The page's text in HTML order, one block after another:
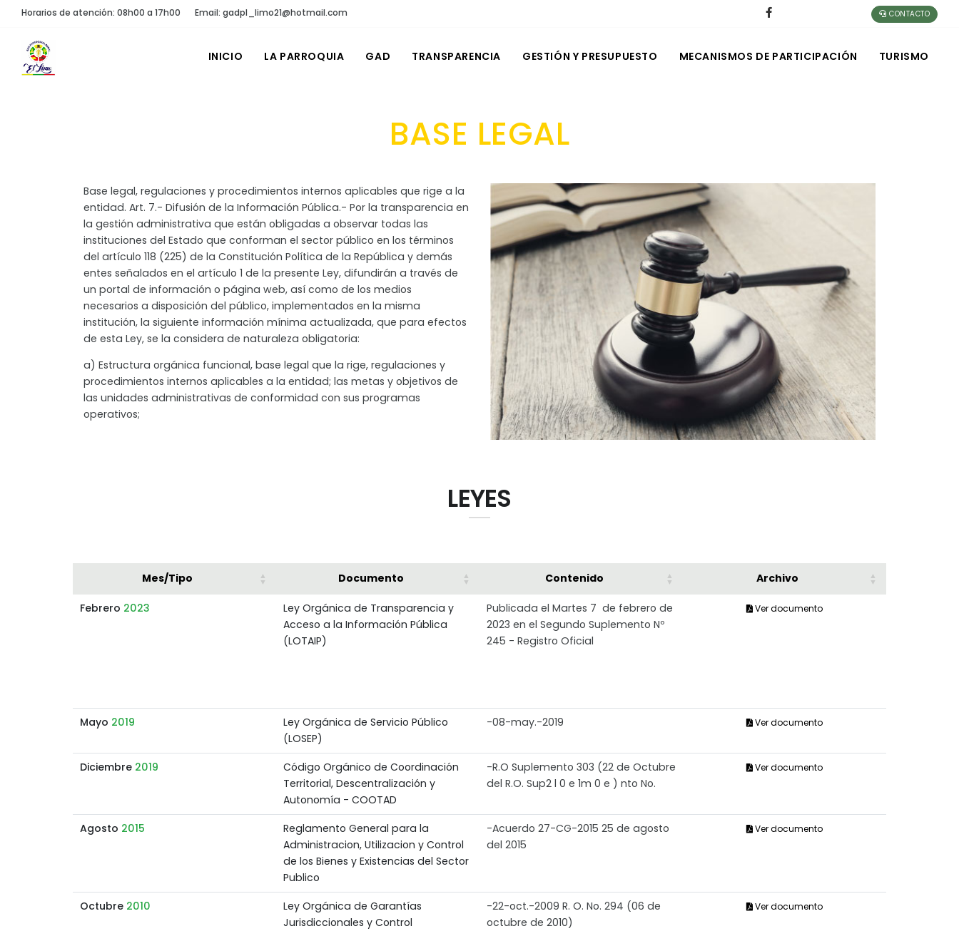
Horarios de atención: 08h00 a 17h00 Email: gadpl_limo21@hotmail.com CONTACTO
INICIO LA PARROQUIA GAD TRANSPARENCIA GESTIÓN Y PRESUPUESTO MECANISMOS DE PARTICIPACIÓN TURISMO
BASE LEGAL
Base legal, regulaciones y procedimientos internos aplicables que rige a la
entidad. Art. 7.- Difusión de la Información Pública.- Por la transparencia en
la gestión administrativa que están obligadas a observar todas las
instituciones del Estado que conforman el sector público en los términos
del artículo 118 (225) de la Constitución Política de la República y demás
entes señalados en el artículo 1 de la presente Ley, difundirán a través de
un portal de información o página web, así como de los medios
necesarios a disposición del público, implementados en la misma
institución, la siguiente información mínima actualizada, que para efectos
de esta Ley, se la considera de naturaleza obligatoria:
a) Estructura orgánica funcional, base legal que la rige, regulaciones y
procedimientos internos aplicables a la entidad; las metas y objetivos de
las unidades administrativas de conformidad con sus programas
operativos;
LEYES
Mes/Tipo Documento Contenido Archivo
Febrero 2023
Ley Orgánica de Transparencia y
Acceso a la Información Pública
(LOTAIP)
Publicada el Martes 7 de febrero de
2023 en el Segundo Suplemento Nº
245 - Registro Oficial
Ver documento
Mayo 2019
Ley Orgánica de Servicio Público
(LOSEP)
-08-may.-2019 Ver documento
Diciembre 2019
Código Orgánico de Coordinación
Territorial, Descentralización y
Autonomía - COOTAD
-R.O Suplemento 303 (22 de Octubre
del R.O. Sup2 l 0 e 1m 0 e ) nto No.
Ver documento
Agosto 2015
Reglamento General para la
Administracion, Utilizacion y Control
de los Bienes y Existencias del Sector
Publico
-Acuerdo 27-CG-2015 25 de agosto
del 2015
Ver documento
Octubre 2010
Ley Orgánica de Garantías
Jurisdiccionales y Control
-22-oct.-2009 R. O. No. 294 (06 de
octubre de 2010)
Ver documento